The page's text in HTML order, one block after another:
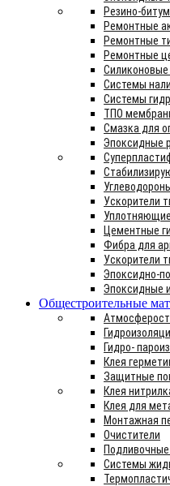
Резино-
Ремонтные
Ремонтные
Ремонтные
Силиконовые
Системы
Системы
ТПО
Смазка для
Эпоксидные
Ускорители
Цементные
Фибра для
Ускорители
Эпоксидно-
Эпоксидные
Общестроительные
Гидро-
Клея
Защитные
Клея
Клея для
Монтажная
Очистители
Системы